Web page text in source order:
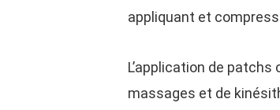
appliquant et
L’application de
massages et de